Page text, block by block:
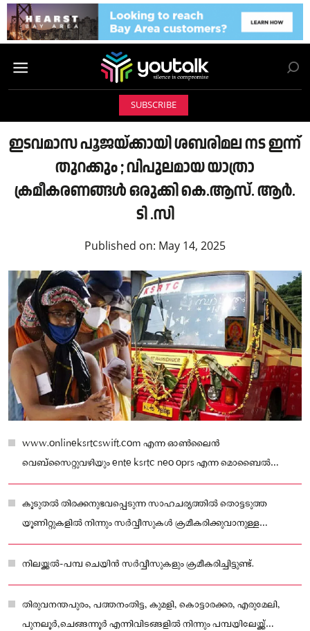
SUBSCRIBE
ഇടവമാസ പൂജയ്ക്കായി ശബരിമല നട ഇന്ന്
തുറക്കും ; വിപുലമായ യാത്രാ
ക്രമീകരണങ്ങള്‍ ഒരുക്കി കെ.ആസ്. ആർ.
ടി .സി
Published on: May 14, 2025
www.onlineksrtcswift.com എന്ന ഓണ്‍ലൈന്‍
വെബ്‌സൈറ്റുവഴിയും ente ksrtc neo oprs എന്ന മൊബൈല്‍
ആപ്പുവഴിയും ടിക്കറ്റുകള്‍ ബുക്ക് ചെയ്യാവുന്നതാണ്.
കൂടുതല്‍ തിരക്കനുഭവപ്പെടുന്ന സാഹചര്യത്തില്‍ തൊട്ടടുത്ത
യൂണിറ്റുകളില്‍ നിന്നും സര്‍വ്വീസുകള്‍ ക്രമീകരിക്കുവാനുള്ള
സംവിധാനവും ഒരുക്കിയിട്ടുണ്ട്
നിലയ്ക്കല്‍-പമ്പ ചെയിന്‍ സര്‍വ്വീസുകളും ക്രമീകരിച്ചിട്ടുണ്ട്.
തിരുവനന്തപുരം, പത്തനംതിട്ട, കുമളി, കൊട്ടാരക്കര, എരുമേലി,
പുനലൂര്‍,ചെങ്ങന്നൂര്‍ എന്നിവിടങ്ങളില്‍ നിന്നും പമ്പയിലേയ്ക്ക്